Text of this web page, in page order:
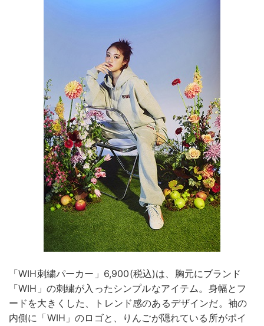
「WIH刺繍パーカー」6,900(税込)は、胸元にブランド
「WIH」の刺繍が入ったシンプルなアイテム。身幅とフ
ードを大きくした、トレンド感のあるデザインだ。袖の
内側に「WIH」のロゴと、りんごが隠れている所がポイ